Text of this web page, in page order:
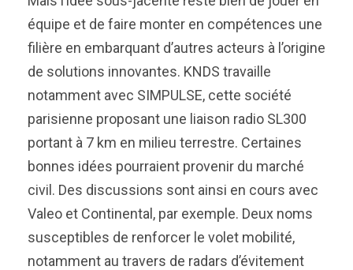
équipe et de faire monter en compétences une
filière en embarquant d’autres acteurs à l’origine
de solutions innovantes. KNDS travaille
notamment avec SIMPULSE, cette société
parisienne proposant une liaison radio SL300
portant à 7 km en milieu terrestre. Certaines
bonnes idées pourraient provenir du marché
civil. Des discussions sont ainsi en cours avec
Valeo et Continental, par exemple. Deux noms
susceptibles de renforcer le volet mobilité,
notamment au travers de radars d’évitement